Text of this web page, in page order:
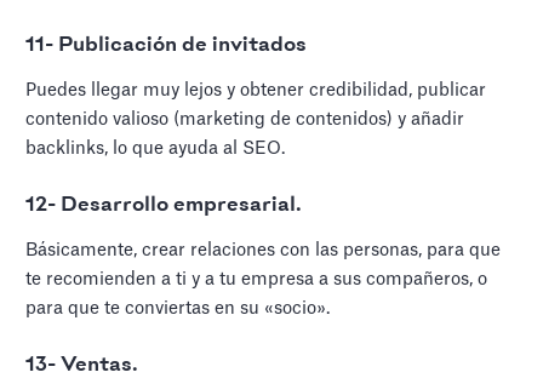
11- Publicación de invitados
Puedes llegar muy lejos y obtener credibilidad, publicar
contenido valioso (marketing de contenidos) y añadir
backlinks, lo que ayuda al SEO.
12- Desarrollo empresarial.
Básicamente, crear relaciones con las personas, para que
te recomienden a ti y a tu empresa a sus compañeros, o
para que te conviertas en su «socio».
13- Ventas.